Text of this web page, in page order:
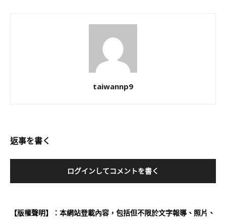
taiwannp9
返事を書く
ログインしてコメントを書く
【版權聲明】：本網站登載內容，包括但不限於文字報導、照片、